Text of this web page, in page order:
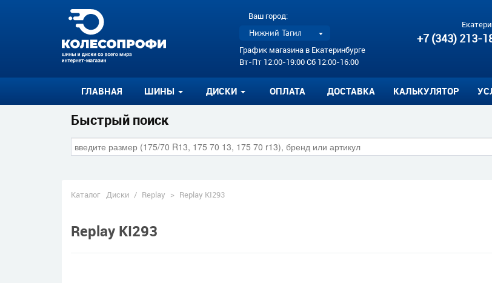
Ваш город:
Нижний Тагил
График магазина в Екатеринбурге
Вт-Пт 12:00-19:00 Сб 12:00-16:00
+7 (343) 213-
ГЛАВНАЯ ШИНЫ ДИСКИ ОПЛАТА ДОСТАВКА КАЛЬКУЛЯТОР
Быстрый поиск
Каталог Диски / Replay > Replay KI293
Replay KI293